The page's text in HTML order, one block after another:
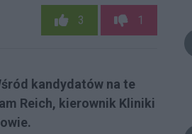
3 1
kandydatów na te
Reich, kierownik Kliniki